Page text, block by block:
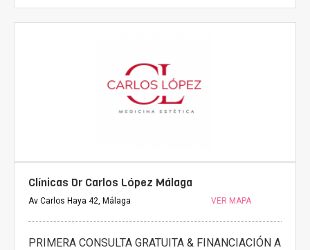
Clínicas Dr Carlos López Málaga
Av Carlos Haya 42, Málaga VER MAPA
PRIMERA CONSULTA GRATUITA & FINANCIACIÓN A